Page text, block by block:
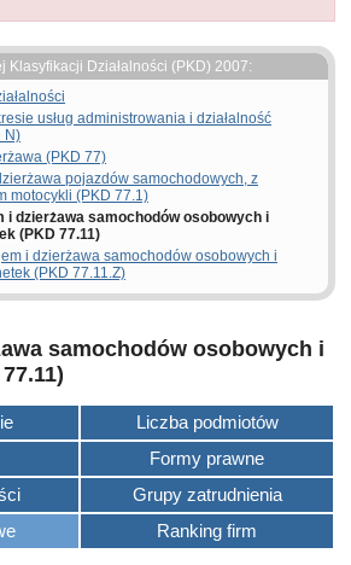
Klasyfikacji Działalności (PKD) 2007:
usług administrowania i działalność
N)
(PKD 77)
pojazdów samochodowych, z
motocykli (PKD 77.1)
i dzierżawa samochodów osobowych i
(PKD 77.11)
i dzierżawa samochodów osobowych i
(PKD 77.11.Z)
samochodów osobowych i
Liczba podmiotów
Formy prawne
Grupy zatrudnienia
Ranking firm